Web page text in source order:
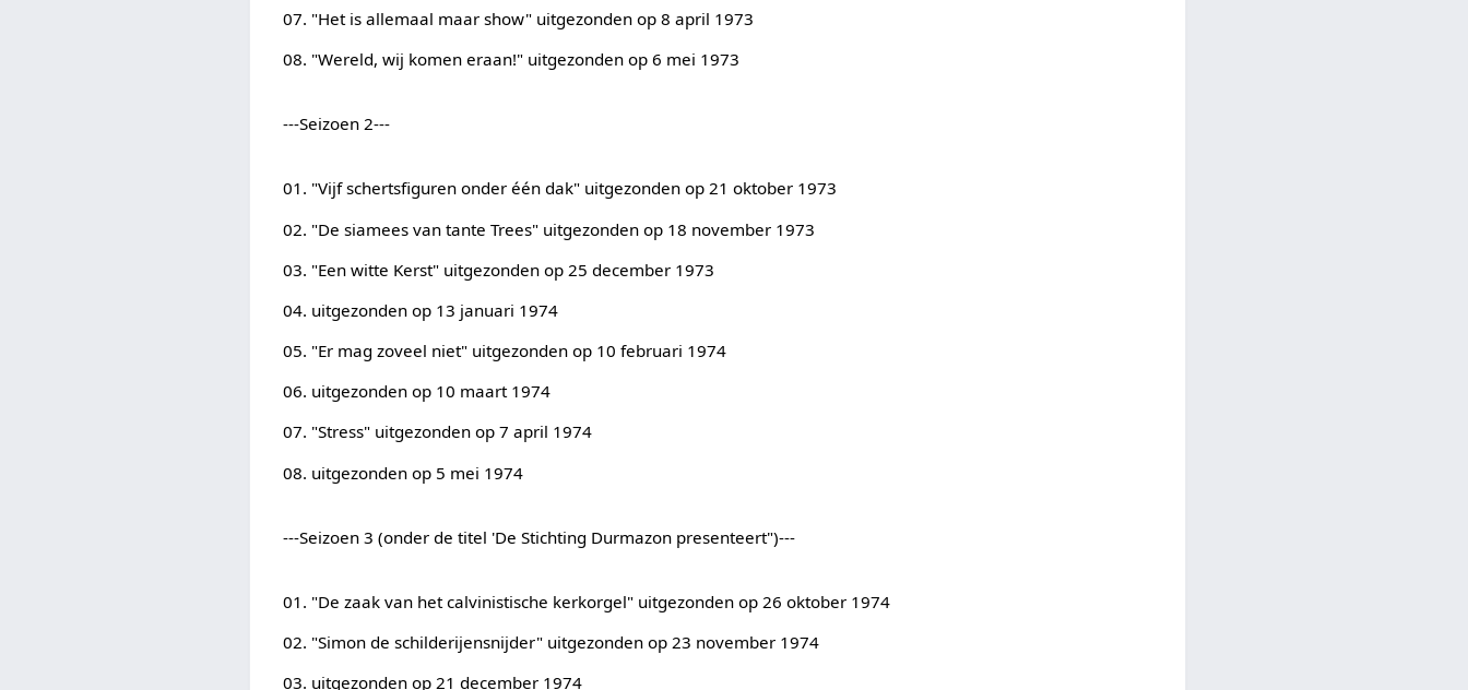
07. "Het is allemaal maar show" uitgezonden op 8 april 1973
08. "Wereld, wij komen eraan!" uitgezonden op 6 mei 1973
---Seizoen 2---
01. "Vijf schertsfiguren onder één dak" uitgezonden op 21 oktober 1973
02. "De siamees van tante Trees" uitgezonden op 18 november 1973
03. "Een witte Kerst" uitgezonden op 25 december 1973
04. uitgezonden op 13 januari 1974
05. "Er mag zoveel niet" uitgezonden op 10 februari 1974
06. uitgezonden op 10 maart 1974
07. "Stress" uitgezonden op 7 april 1974
08. uitgezonden op 5 mei 1974
---Seizoen 3 (onder de titel 'De Stichting Durmazon presenteert")---
01. "De zaak van het calvinistische kerkorgel" uitgezonden op 26 oktober 1974
02. "Simon de schilderijensnijder" uitgezonden op 23 november 1974
03. uitgezonden op 21 december 1974